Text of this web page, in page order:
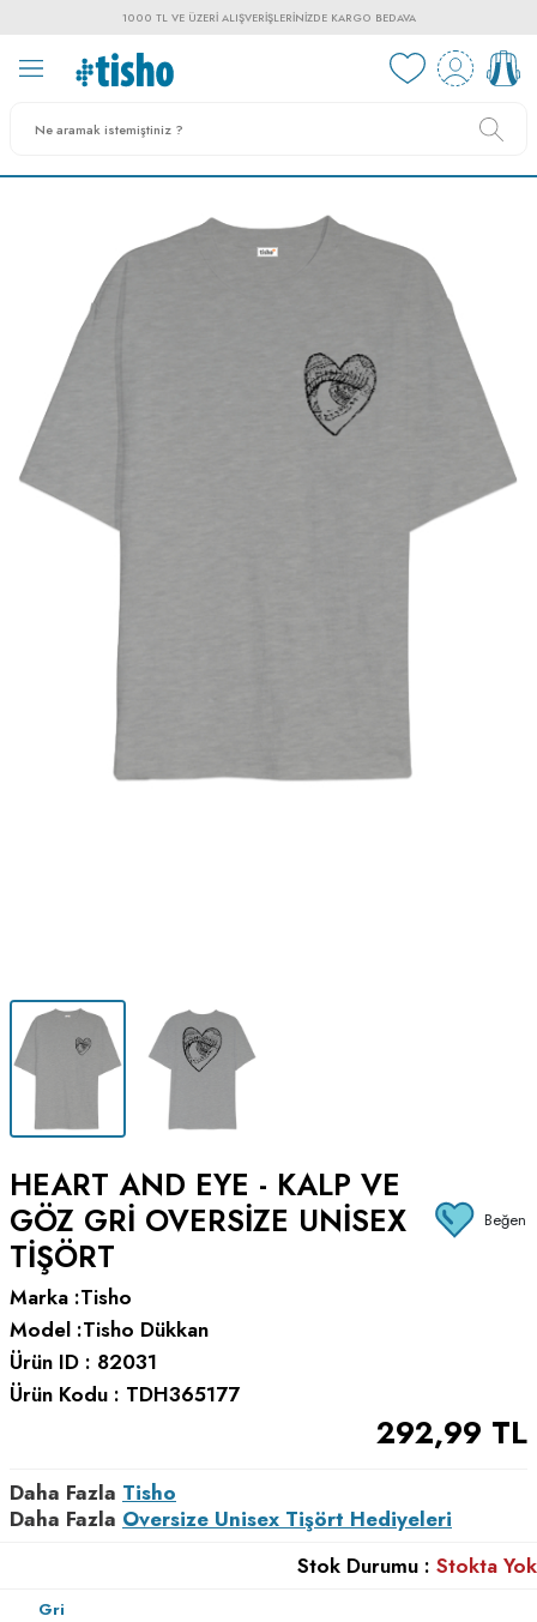
1000 TL VE ÜZERI ALIŞVERIŞLERINIZDE KARGO BEDAVA
HEART AND EYE - KALP VE
GÖZ GRI OVERSIZE UNISEX
TIŞÖRT
Beğen
Marka :Tisho
Model :Tisho Dükkan
Ürün ID : 82031
Ürün Kodu : TDH365177
292,99 TL
Daha Fazla Tisho
Daha Fazla Oversize Unisex Tişört Hediyeleri
Stok Durumu : Stokta Yok
Gri